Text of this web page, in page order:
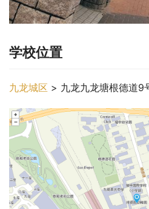
学校位置
九龙城区 > 九龙九龙塘根德道9